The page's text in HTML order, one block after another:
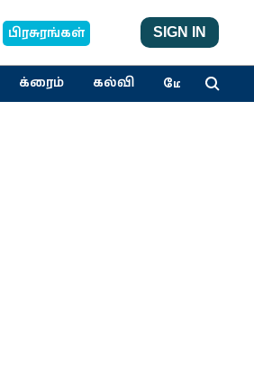
பிரசுரங்கள் SIGN IN
க்ரைம் கல்வி மேலும்